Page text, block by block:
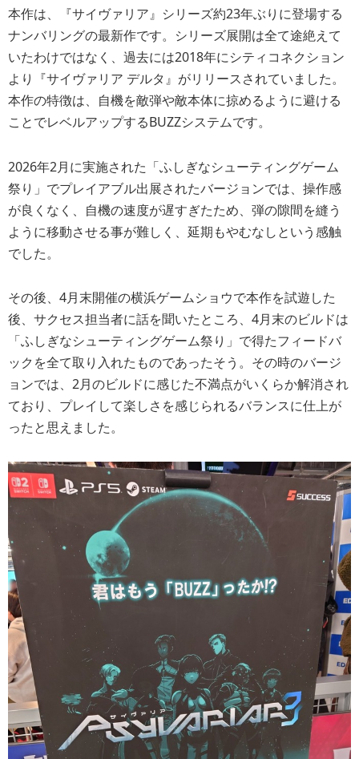
本作は、『サイヴァリア』シリーズ約23年ぶりに登場する
ナンバリングの最新作です。シリーズ展開は全て途絶えて
いたわけではなく、過去には2018年にシティコネクション
より『サイヴァリア デルタ』がリリースされていました。
本作の特徴は、自機を敵弾や敵本体に掠めるように避ける
ことでレベルアップするBUZZシステムです。
2026年2月に実施された「ふしぎなシューティングゲーム
祭り」でプレイアブル出展されたバージョンでは、操作感
が良くなく、自機の速度が遅すぎたため、弾の隙間を縫う
ように移動させる事が難しく、延期もやむなしという感触
でした。
その後、4月末開催の横浜ゲームショウで本作を試遊した
後、サクセス担当者に話を聞いたところ、4月末のビルドは
「ふしぎなシューティングゲーム祭り」で得たフィードバ
ックを全て取り入れたものであったそう。その時のバージ
ョンでは、2月のビルドに感じた不満点がいくらか解消され
ており、プレイして楽しさを感じられるバランスに仕上が
ったと思えました。